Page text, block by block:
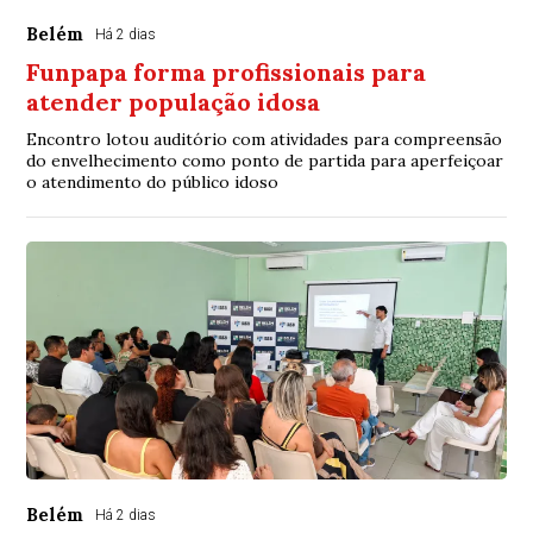
Belém Há 2 dias
Funpapa forma profissionais para
atender população idosa
Encontro lotou auditório com atividades para compreensão
do envelhecimento como ponto de partida para aperfeiçoar
o atendimento do público idoso
Belém Há 2 dias